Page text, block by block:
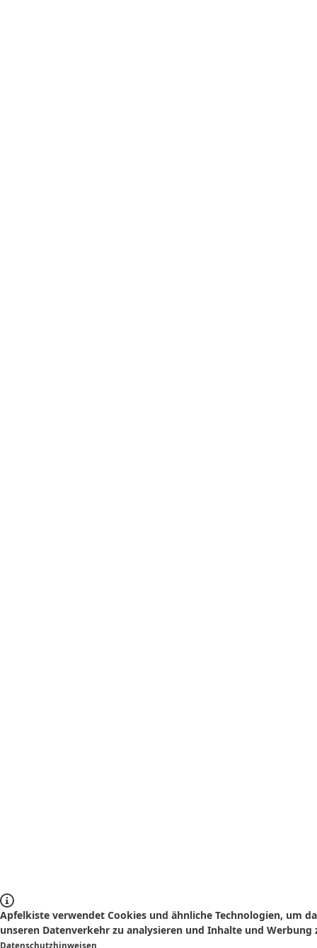
Apfelkiste verwendet Cookies und ähnliche Technologien, um
unseren Datenverkehr zu analysieren und Inhalte und
Datenschutzhinweisen